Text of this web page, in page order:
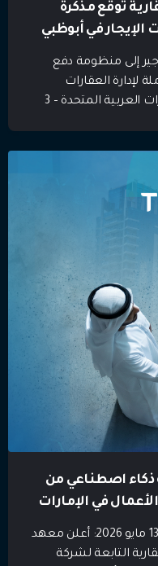
توقع مذكرة
الإيجار في أبوظبي
إلى منظومة دفع
لإدارة العقارات
للمستأجرين والملاك أبوظبي، الإمارات العربية المتحدة – 3
شهرياً”، ومنصات دفع
ذكاء اصطناعي من
في الإمارات
أبوظبي، الإمارات العربية المتحدة – 13 مايو 2026: أعلن معهد
التابعة لشركة